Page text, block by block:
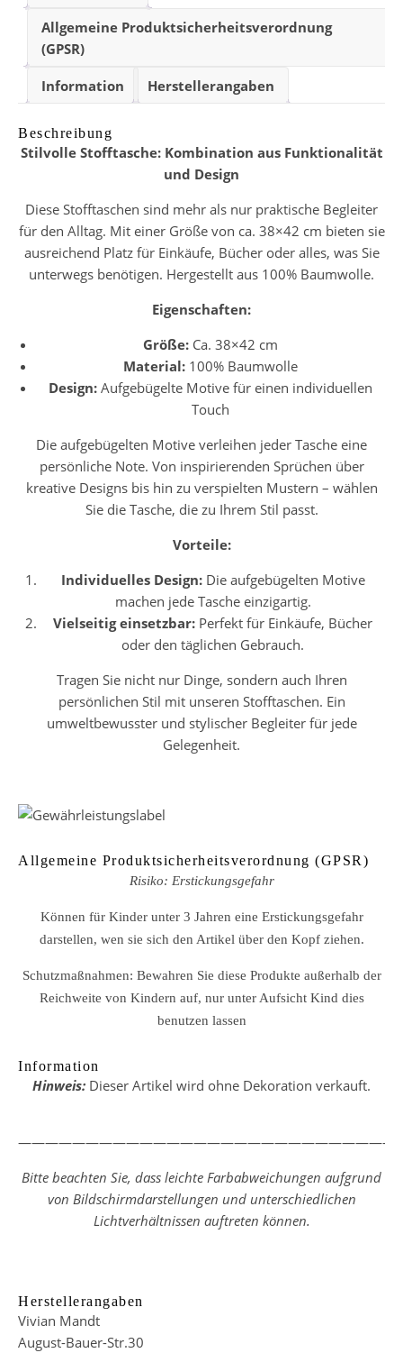
Allgemeine Produktsicherheitsverordnung
(GPSR)
Information Herstellerangaben
Beschreibung
Stilvolle Stofftasche: Kombination aus Funktionalität
und Design
Diese Stofftaschen sind mehr als nur praktische Begleiter
für den Alltag. Mit einer Größe von ca. 38×42 cm bieten sie
ausreichend Platz für Einkäufe, Bücher oder alles, was Sie
unterwegs benötigen. Hergestellt aus 100% Baumwolle.
Eigenschaften:
Größe: Ca. 38×42 cm
Material: 100% Baumwolle
Design: Aufgebügelte Motive für einen individuellen
Touch
Die aufgebügelten Motive verleihen jeder Tasche eine
persönliche Note. Von inspirierenden Sprüchen über
kreative Designs bis hin zu verspielten Mustern – wählen
Sie die Tasche, die zu Ihrem Stil passt.
Vorteile:
Individuelles Design:Die aufgebügelten Motive
machen jede Tasche einzigartig.
Vielseitig einsetzbar: Perfekt für Einkäufe, Bücher
oder den täglichen Gebrauch.
Tragen Sie nicht nur Dinge, sondern auch Ihren
persönlichen Stil mit unseren Stofftaschen. Ein
umweltbewusster und stylischer Begleiter für jede
Gelegenheit.
Allgemeine Produktsicherheitsverordnung (GPSR)
Risiko: Erstickungsgefahr
Können für Kinder unter 3 Jahren eine Erstickungsgefahr
darstellen, wen sie sich den Artikel über den Kopf ziehen.
Schutzmaßnahmen: Bewahren Sie diese Produkte außerhalb der
Reichweite von Kindern auf, nur unter Aufsicht Kind dies
benutzen lassen
Information
Hinweis: Dieser Artikel wird ohne Dekoration verkauft.
Bitte beachten Sie, dass leichte Farbabweichungen aufgrund
von Bildschirmdarstellungen und unterschiedlichen
Lichtverhältnissen auftreten können.
Herstellerangaben
Vivian Mandt
August-Bauer-Str.30